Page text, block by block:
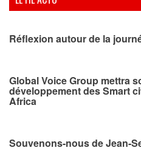
Réflexion autour de la
Global Voice Group mettra
développement des Smart
Africa
Souvenons-nous de Jean-